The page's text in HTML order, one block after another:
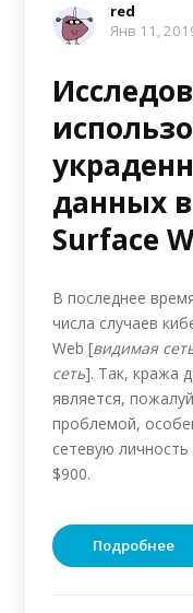
red
Янв 11,
данных
Surface
В последнее
числа случаев
Web [видимая
сеть]. Так, кража
является,
проблемой,
сетевую
$900.
Подробнее